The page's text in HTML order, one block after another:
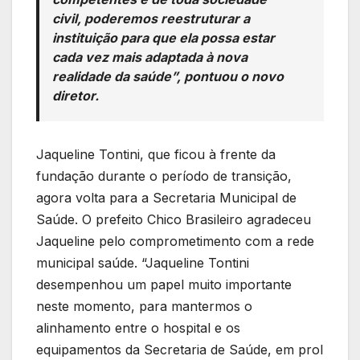
civil, poderemos reestruturar a
instituição para que ela possa estar
cada vez mais adaptada à nova
realidade da saúde”, pontuou o novo
diretor.
Jaqueline Tontini, que ficou à frente da
fundação durante o período de transição,
agora volta para a Secretaria Municipal de
Saúde. O prefeito Chico Brasileiro agradeceu
Jaqueline pelo comprometimento com a rede
municipal saúde. “Jaqueline Tontini
desempenhou um papel muito importante
neste momento, para mantermos o
alinhamento entre o hospital e os
equipamentos da Secretaria de Saúde, em prol